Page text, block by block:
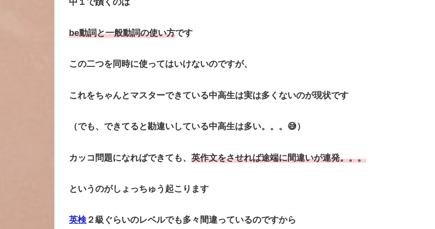
be動詞と一般動詞の使い方です
この二つを同時に使ってはいけないのですが、
これをちゃんとマスターできている中高生は実は多くないのが現状です
（でも、できてると勘違いしている中高生は多い。。。😅）
カッコ問題になればできても、 英作文をさせれば途端に間違いが連発。。。
というのがしょっちゅう起こります
英検 ２級ぐらいのレベルでも多々間違っているのですから